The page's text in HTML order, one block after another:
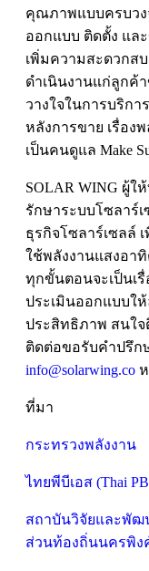
คุณภาพแบบครบวง
ออกแบบ ติดตั้ง แล
เพิ่มความสะดวกส
ดำเนินงานแก่ลูกค้
วางใจในการบริกา
หลังการขาย เรื่อง
เป็นคนดูแล Make
SOLAR WING ผู้
รักษาระบบโซลาร์
ธุรกิจโซลาร์เซลล์
ใช้พลังงานแสงอา
ทุกขั้นตอนจะเป็นเรื่
ประเมินออกแบบใ
ประสิทธิภาพ สนใจ
ติดต่อขอรับคำปรึกษ
info@solarwing.co
ที่มา
กระทรวงพลังงาน
ไทยพีบีเอส (Thai
สถาบันวิจัยและพัฒ
ส่วนท้องถิ่นนครพิง